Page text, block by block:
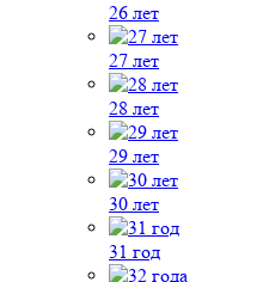
26 лет
27 лет
28 лет
29 лет
30 лет
31 год